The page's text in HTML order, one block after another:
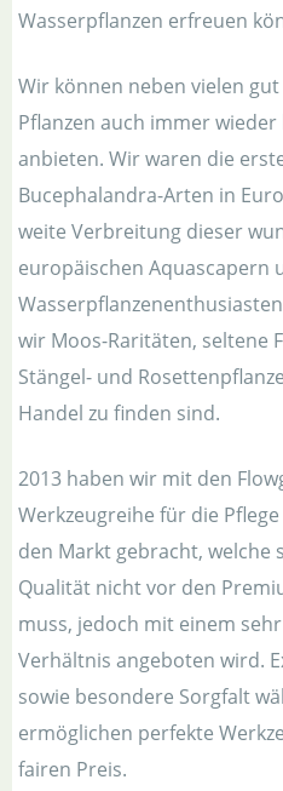
Wasserpflanzen erfreuen
Wir können neben vielen
Pflanzen auch immer
anbieten. Wir waren die
Bucephalandra-Arten in
weite Verbreitung dieser
europäischen Aquascapern
wir Moos-Raritäten, seltene
Stängel- und
Handel zu finden sind.
2013 haben wir mit den
Werkzeugreihe für die
den Markt gebracht, welche
Qualität nicht vor den
muss, jedoch mit einem
Verhältnis angeboten wird.
sowie besondere Sorgfalt
ermöglichen perfekte
fairen Preis.